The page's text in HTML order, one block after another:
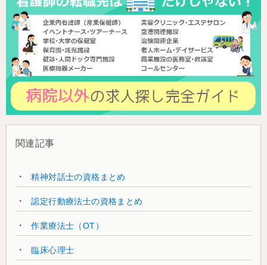
関連記事
精神対話士の資格まとめ
認定行動療法士の資格まとめ
作業療法士（OT）
臨床心理士